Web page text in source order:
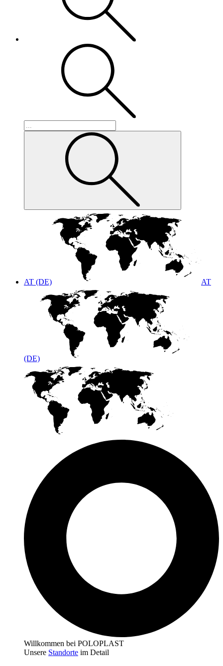
AT (DE) AT
(DE)
Willkommen bei POLOPLAST
Unsere Standorte im Detail